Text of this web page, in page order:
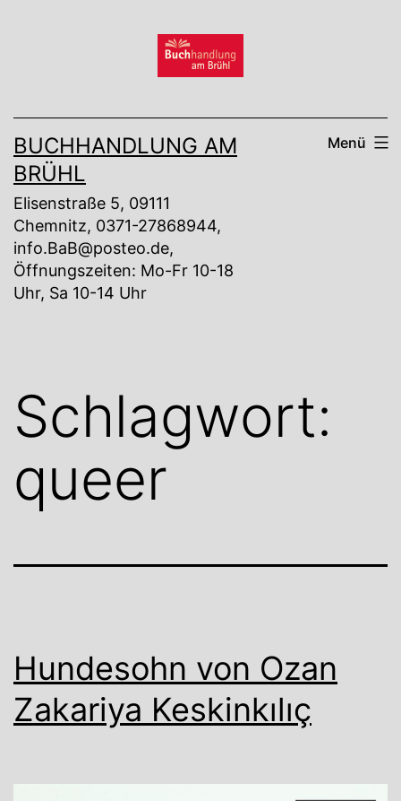
BUCHHANDLUNG AM
BRÜHL
Elisenstraße 5, 09111
Chemnitz, 0371-27868944,
info.BaB@posteo.de,
Öffnungszeiten: Mo-Fr 10-18
Uhr, Sa 10-14 Uhr
Menü
Schlagwort:
queer
Hundesohn von Ozan
Zakariya Keskinkılıç